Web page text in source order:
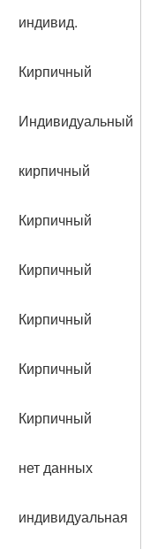
индивид.
Кирпичный
Индивидуальный
кирпичный
Кирпичный
Кирпичный
Кирпичный
Кирпичный
Кирпичный
нет данных
индивидуальная